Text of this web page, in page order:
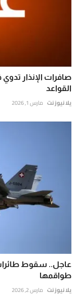
صافرات الإنذار
القواعد
يلا نيوز نت مارس 1, 2026
عاجل.. سقوط طائرات
طواقمها
يلا نيوز نت مارس 2, 2026